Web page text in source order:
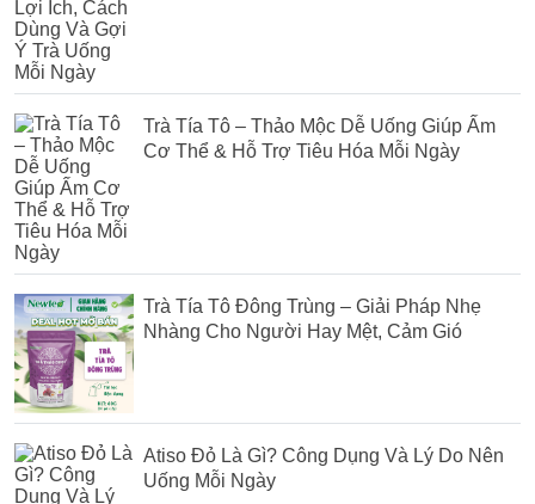
Trà Tía Tô – Thảo Mộc Dễ Uống Giúp Ấm
Cơ Thể & Hỗ Trợ Tiêu Hóa Mỗi Ngày
Trà Tía Tô Đông Trùng – Giải Pháp Nhẹ
Nhàng Cho Người Hay Mệt, Cảm Gió
Atiso Đỏ Là Gì? Công Dụng Và Lý Do Nên
Uống Mỗi Ngày